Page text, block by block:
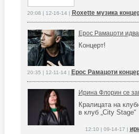
20:08 | 12-16-14 | Roxette музика
Ерос Рамацоти
Концерт!
20:35 | 12-11-14 | Ерос Рамацоти
Ирина Флорин се
Кралицата на
в клуб „City Stage“
12:10 | 09-14-17 |